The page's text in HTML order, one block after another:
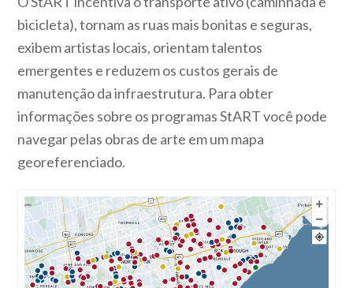
bicicleta), tornam as ruas mais bonitas e seguras,
exibem artistas locais, orientam talentos
emergentes e reduzem os custos gerais de
manutenção da infraestrutura. Para obter
informações sobre os programas StART você pode
navegar pelas obras de arte em um mapa
georeferenciado.